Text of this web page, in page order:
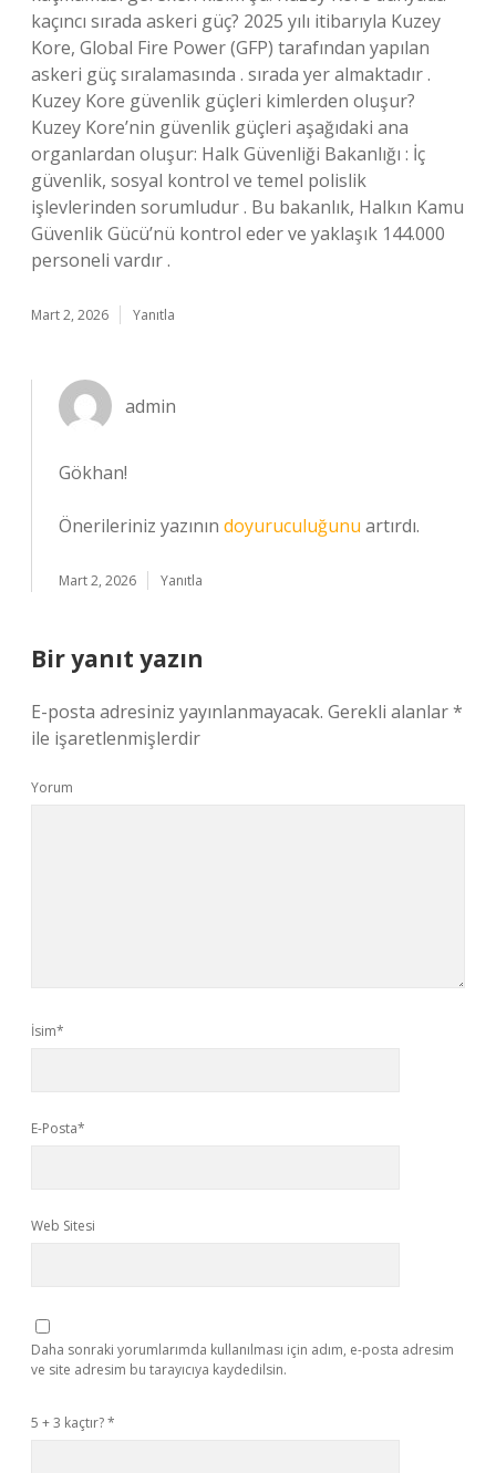
kaçıncı sırada askeri güç? 2025 yılı itibarıyla Kuzey
Kore, Global Fire Power (GFP) tarafından yapılan
askeri güç sıralamasında . sırada yer almaktadır .
Kuzey Kore güvenlik güçleri kimlerden oluşur?
Kuzey Kore’nin güvenlik güçleri aşağıdaki ana
organlardan oluşur: Halk Güvenliği Bakanlığı : İç
güvenlik, sosyal kontrol ve temel polislik
işlevlerinden sorumludur . Bu bakanlık, Halkın Kamu
Güvenlik Gücü’nü kontrol eder ve yaklaşık 144.000
personeli vardır .
Mart 2, 2026 Yanıtla
admin
Gökhan!
Önerileriniz yazının doyuruculuğunu artırdı.
Mart 2, 2026 Yanıtla
Bir yanıt yazın
E-posta adresiniz yayınlanmayacak. Gerekli alanlar*
ile işaretlenmişlerdir
Yorum
İsim*
E-Posta*
Web Sitesi
Daha sonraki yorumlarımda kullanılması için adım, e-posta adresim
ve site adresim bu tarayıcıya kaydedilsin.
5 + 3 kaçtır?*